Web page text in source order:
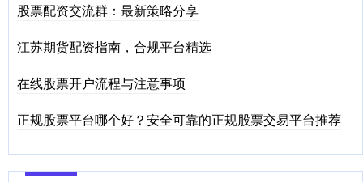
股票配资交流群：最新策略分享
江苏期货配资指南，合规平台精选
在线股票开户流程与注意事项
正规股票平台哪个好？安全可靠的正规股票交易平台推荐